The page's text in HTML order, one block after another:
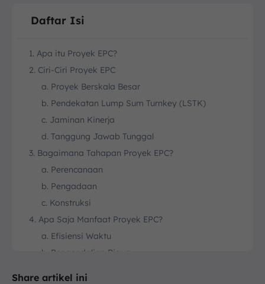
Daftar Isi
1. Apa itu Proyek EPC?
2. Ciri-Ciri Proyek EPC
a. Proyek Berskala Besar
b. Pendekatan Lump Sum Turnkey (LSTK)
c. Jaminan Kinerja
d. Tanggung Jawab Tunggal
3. Bagaimana Tahapan Proyek EPC?
a. Perencanaan
b. Pengadaan
c. Konstruksi
4. Apa Saja Manfaat Proyek EPC?
a. Efisiensi Waktu
b. Pengendalian Biaya
Share artikel ini